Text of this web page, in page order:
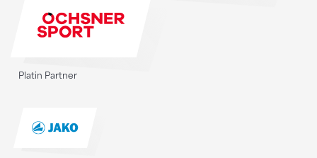
Platin Partner